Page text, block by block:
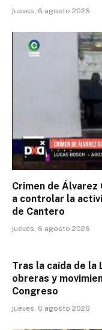
jueves, 6 agosto 2026
Crimen de Álvarez
a controlar la
de Cantero
jueves, 6 agosto 2026
Tras la caída de
obreras y
Congreso
jueves, 6 agosto 2026